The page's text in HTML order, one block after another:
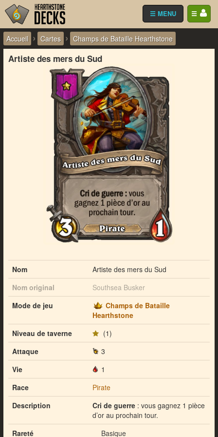
☰
☰ MENU
Accueil › Cartes › Champs de Bataille Hearthstone
Artiste des mers du Sud
Nom
Artiste des mers du Sud
Nom original
Southsea Busker
Mode de jeu
Champs de Bataille
Hearthstone
Niveau de taverne
(1)
Attaque
3
Vie
1
Race
Pirate
Description
Cri de guerre: vous gagnez 1 pièce
d’or au prochain tour.
Rareté
Basique